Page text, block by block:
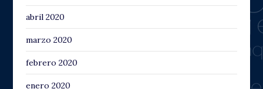
abril 2020
marzo 2020
febrero 2020
enero 2020